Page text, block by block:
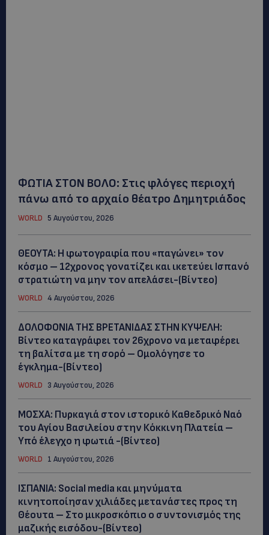
ΦΩΤΙΑ ΣΤΟΝ ΒΟΛΟ: Στις φλόγες περιοχή
πάνω από το αρχαίο θέατρο Δημητριάδος
WORLD 5 Αυγούστου, 2026
ΘΕΟΥΤΑ: Η φωτογραφία που «παγώνει» τον
κόσμο – 12χρονος γονατίζει και ικετεύει Ισπανό
στρατιώτη να μην τον απελάσει-(Βίντεο)
WORLD 4 Αυγούστου, 2026
ΔΟΛΟΦΟΝΙΑ ΤΗΣ ΒΡΕΤΑΝΙΔΑΣ ΣΤΗΝ ΚΥΨΕΛΗ:
Βίντεο καταγράφει τον 26χρονο να μεταφέρει
τη βαλίτσα με τη σορό – Ομολόγησε το
έγκλημα-(Βίντεο)
WORLD 3 Αυγούστου, 2026
ΜΟΣΧΑ: Πυρκαγιά στον ιστορικό Καθεδρικό Ναό
του Αγίου Βασιλείου στην Κόκκινη Πλατεία –
Υπό έλεγχο η φωτιά -(Βίντεο)
WORLD 1 Αυγούστου, 2026
ΙΣΠΑΝΙΑ: Social media και μηνύματα
κινητοποίησαν χιλιάδες μετανάστες προς τη
Θέουτα – Στο μικροσκόπιο ο συντονισμός της
μαζικής εισόδου-(Βίντεο)